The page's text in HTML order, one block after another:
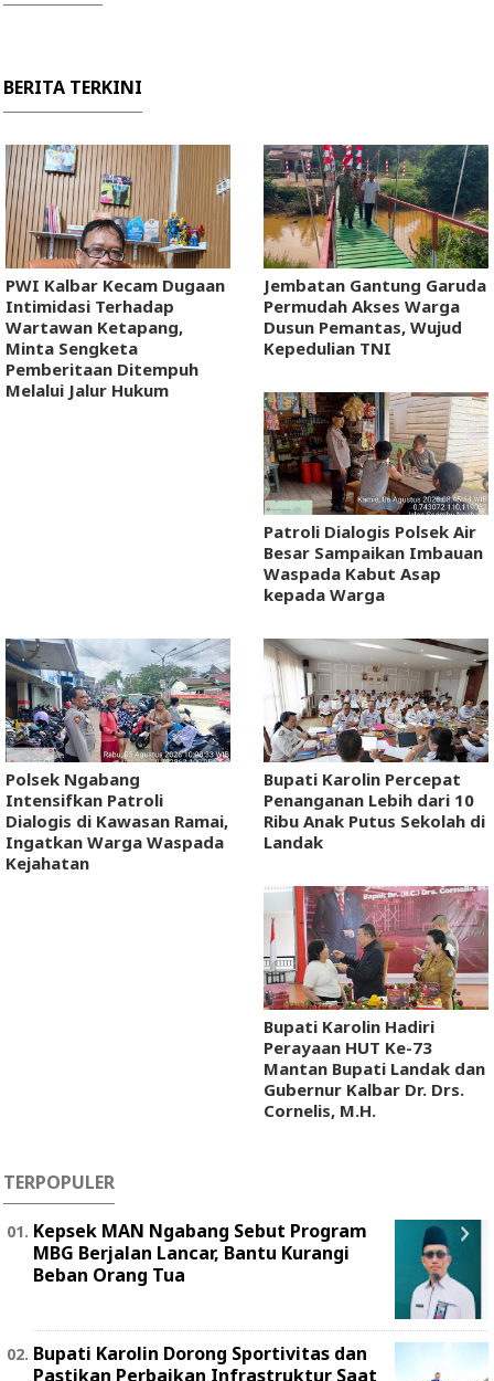
BERITA TERKINI
PWI Kalbar Kecam Dugaan
Intimidasi Terhadap
Wartawan Ketapang,
Minta Sengketa
Pemberitaan Ditempuh
Melalui Jalur Hukum
Jembatan Gantung Garuda
Permudah Akses Warga
Dusun Pemantas, Wujud
Kepedulian TNI
Patroli Dialogis Polsek Air
Besar Sampaikan Imbauan
Waspada Kabut Asap
kepada Warga
Polsek Ngabang
Intensifkan Patroli
Dialogis di Kawasan Ramai,
Ingatkan Warga Waspada
Kejahatan
Bupati Karolin Percepat
Penanganan Lebih dari 10
Ribu Anak Putus Sekolah di
Landak
Bupati Karolin Hadiri
Perayaan HUT Ke-73
Mantan Bupati Landak dan
Gubernur Kalbar Dr. Drs.
Cornelis, M.H.
TERPOPULER
Kepsek MAN Ngabang Sebut Program
MBG Berjalan Lancar, Bantu Kurangi
Beban Orang Tua
Bupati Karolin Dorong Sportivitas dan
Pastikan Perbaikan Infrastruktur Saat